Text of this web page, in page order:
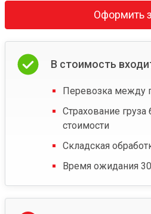
Оформить
В стоимость
Перевозка между
Страхование
стоимости
Складская
Время ожидания